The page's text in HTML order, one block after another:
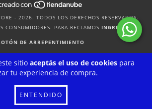
sitio aceptás el uso de cookiespara
tu experiencia de compra.
ENTENDIDO
- 2026. TODOS LOS DERECHOS RESERVADOS.
CONSUMIDORES. PARA RECLAMOS INGRESÁ ACÁ.
DE ARREPENTIMIENTO